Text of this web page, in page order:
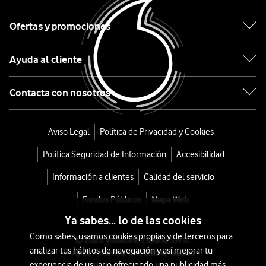
Afeitadora
Eléctrica
Wet
and
Dry
Shaver
S7000
Ofertas y promociones
Ayuda al cliente
Contacta con nosotros
Aviso Legal Política de Privacidad y Cookies
Política Seguridad de Información Accesibilidad
Información a clientes Calidad del servicio
Fondos Públicos Mapa Web
© 2026 Vodafone España S.A.U.
Avda. América 115, 28042 Madrid
Ya sabes... lo de las cookies
Como sabes, usamos cookies propias y de terceros para
analizar tus hábitos de navegación y así mejorar tu